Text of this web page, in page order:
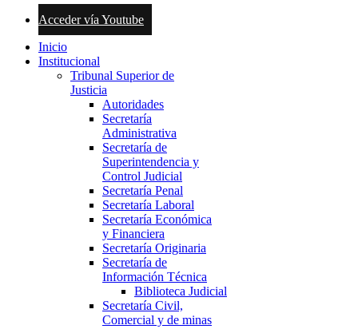
Acceder vía Youtube
Inicio
Institucional
Tribunal Superior de
Justicia
Autoridades
Secretaría
Administrativa
Secretaría de
Superintendencia y
Control Judicial
Secretaría Penal
Secretaría Laboral
Secretaría Económica
y Financiera
Secretaría Originaria
Secretaría de
Información Técnica
Biblioteca Judicial
Secretaría Civil,
Comercial y de minas